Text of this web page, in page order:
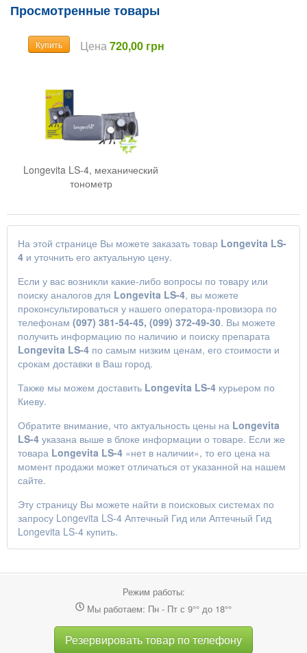
Просмотренные товары
Купить Цена720,00 грн
Longevita LS-4, механический
тонометр
На этой странице Вы можете заказать товар Longevita LS-
4 и уточнить его актуальную цену.
Если у вас возникли какие-либо вопросы по товару или
поиску аналогов для Longevita LS-4, вы можете
проконсультироваться у нашего оператора-провизора по
телефонам (097) 381-54-45, (099) 372-49-30. Вы можете
получить информацию по наличию и поиску препарата
Longevita LS-4 по самым низким ценам, его стоимости и
срокам доставки в Ваш город.
Также мы можем доставить Longevita LS-4 курьером по
Киеву.
Обратите внимание, что актуальность цены на Longevita
LS-4 указана выше в блоке информации о товаре. Если же
товара Longevita LS-4 «нет в наличии», то его цена на
момент продажи может отличаться от указанной на нашем
сайте.
Эту страницу Вы можете найти в поисковых системах по
запросу Longevita LS-4 Аптечный Гид или Аптечный Гид
Longevita LS-4 купить.
Режим работы:
Мы работаем: Пн - Пт с 9°° до 18°°
Резервировать товар по телефону